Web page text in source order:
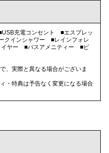
充電コンセント ■エスプレッ
インシャワー ■レインフォレ
ヤー ■バスアメニティー ■ビ
、実際と異なる場合がございま
・特典は予告なく変更になる場合